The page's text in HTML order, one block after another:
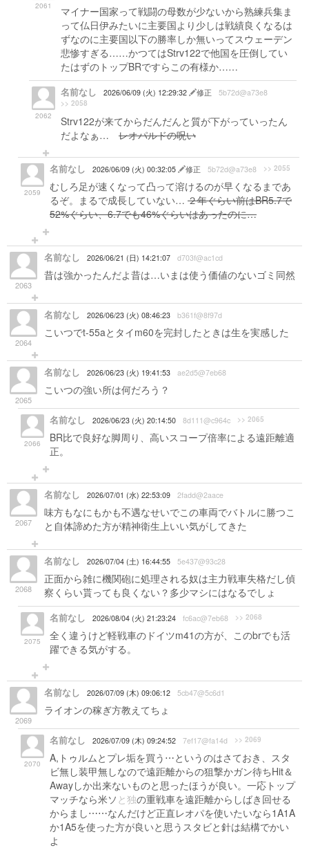
2061
マイナー国家って戦闘の母数が少ないから熟練兵集ま
って仏日伊みたいに主要国より少しは戦績良くなるは
ずなのに主要国以下の勝率しか無いってスウェーデン
悲惨すぎる……かつてはStrv122で他国を圧倒してい
たはずのトップBRですらこの有様か……
2062
名前なし 2026/06/09 (火) 12:29:32 修正 5b72d@a73e8
>> 2058
Strv122が来てからだんだんと質が下がっていったん
だよなぁ… レオパルドの呪い
2059
名前なし 2026/06/09 (火) 00:32:05 修正 5b72d@a73e8 >> 2055
むしろ足が速くなって凸って溶けるのが早くなるまであ
るぞ。まるで成長していない… ２年ぐらい前はBR5.7で
52%ぐらい、6.7でも46%ぐらいはあったのに…
2063
名前なし 2026/06/21 (日) 14:21:07 d703f@ac1cd
昔は強かったんだよ昔は…いまは使う価値のないゴミ同然
2064
名前なし 2026/06/23 (火) 08:46:23 b361f@8f97d
こいつでt-55aとタイm60を完封したときは生を実感した
2065
名前なし 2026/06/23 (火) 19:41:53 ae2d5@7eb68
こいつの強い所は何だろう？
2066
名前なし 2026/06/23 (火) 20:14:50 8d111@c964c >> 2065
BR比で良好な脚周り、高いスコープ倍率による遠距離適
正。
2067
名前なし 2026/07/01 (水) 22:53:09 2fadd@2aace
味方もなにもかも不遇なせいでこの車両でバトルに勝つこ
と自体諦めた方が精神衛生上いい気がしてきた
2068
名前なし 2026/07/04 (土) 16:44:55 5e437@93c28
正面から雑に機関砲に処理される奴は主力戦車失格だし偵
察くらい貰っても良くない？多少マシにはなるでしょ
2075
名前なし 2026/08/04 (火) 21:23:24 fc6ac@7eb68 >> 2068
全く違うけど軽戦車のドイツm41の方が、このbrでも活
躍できる気がする。
2069
名前なし 2026/07/09 (木) 09:06:12 5cb47@5c6d1
ライオンの稼ぎ方教えてちょ
2070
名前なし 2026/07/09 (木) 09:24:52 7ef17@fa14d >> 2069
A,トゥルムとプレ垢を買う⋯というのはさておき、スタ
ビ無し装甲無しなので遠距離からの狙撃かガン待ちHit＆
Awayしか出来ないものと思ったほうが良い。一応トップ
マッチなら米ソ と独の重戦車を遠距離からしばき回せる
からまし⋯⋯なんだけど正直レオパを使いたいなら1A1A
か1A5を使った方が良いと思うスタビと針は結構でかい
よ